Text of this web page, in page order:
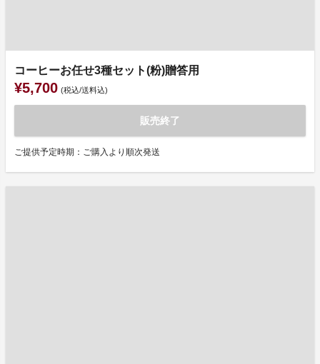
コーヒーお任せ3種セット(粉)贈答用
¥5,700 (税込/送料込)
販売終了
ご提供予定時期：ご購入より順次発送